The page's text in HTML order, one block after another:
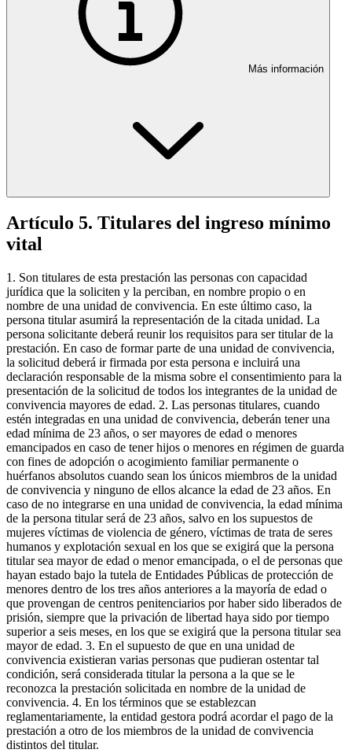
Más información
Artículo 5. Titulares del ingreso mínimo
vital
1. Son titulares de esta prestación las personas con capacidad
jurídica que la soliciten y la perciban, en nombre propio o en
nombre de una unidad de convivencia. En este último caso, la
persona titular asumirá la representación de la citada unidad. La
persona solicitante deberá reunir los requisitos para ser titular de la
prestación. En caso de formar parte de una unidad de convivencia,
la solicitud deberá ir firmada por esta persona e incluirá una
declaración responsable de la misma sobre el consentimiento para la
presentación de la solicitud de todos los integrantes de la unidad de
convivencia mayores de edad. 2. Las personas titulares, cuando
estén integradas en una unidad de convivencia, deberán tener una
edad mínima de 23 años, o ser mayores de edad o menores
emancipados en caso de tener hijos o menores en régimen de guarda
con fines de adopción o acogimiento familiar permanente o
huérfanos absolutos cuando sean los únicos miembros de la unidad
de convivencia y ninguno de ellos alcance la edad de 23 años. En
caso de no integrarse en una unidad de convivencia, la edad mínima
de la persona titular será de 23 años, salvo en los supuestos de
mujeres víctimas de violencia de género, víctimas de trata de seres
humanos y explotación sexual en los que se exigirá que la persona
titular sea mayor de edad o menor emancipada, o el de personas que
hayan estado bajo la tutela de Entidades Públicas de protección de
menores dentro de los tres años anteriores a la mayoría de edad o
que provengan de centros penitenciarios por haber sido liberados de
prisión, siempre que la privación de libertad haya sido por tiempo
superior a seis meses, en los que se exigirá que la persona titular sea
mayor de edad. 3. En el supuesto de que en una unidad de
convivencia existieran varias personas que pudieran ostentar tal
condición, será considerada titular la persona a la que se le
reconozca la prestación solicitada en nombre de la unidad de
convivencia. 4. En los términos que se establezcan
reglamentariamente, la entidad gestora podrá acordar el pago de la
prestación a otro de los miembros de la unidad de convivencia
distintos del titular.